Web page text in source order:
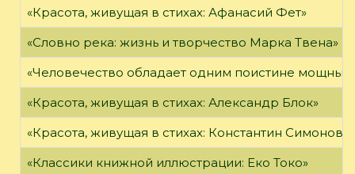
«Красота, живущая в стихах: Афанасий Фет»
«Словно река: жизнь и творчество Марка Твена»
«Человечество обладает одним поистине
«Красота, живущая в стихах: Александр Блок»
«Красота, живущая в стихах: Константин Симонов»
«Классики книжной иллюстрации: Еко Токо»